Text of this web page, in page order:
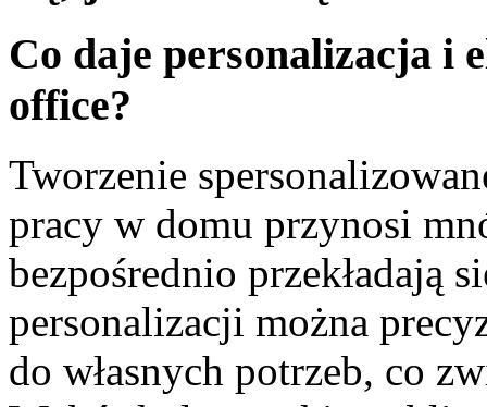
Co daje personalizacja i
office?
Tworzenie
pracy w domu przynosi
bezpośrednio przekładają
personalizacji można
do własnych potrzeb, co